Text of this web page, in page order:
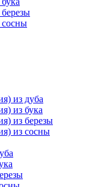
сосны
из дуба
из бука
из березы
из сосны